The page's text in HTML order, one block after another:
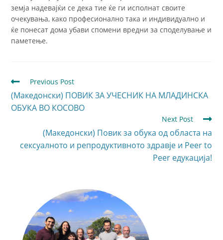
земја надевајќи се дека тие ќе ги исполнат своите
очекувања, како професионално така и индивидуално и
ќе понесат дома убави спомени вредни за споделување и
паметење.
Previous Post
(Македонски) ПОВИК ЗА УЧЕСНИК НА МЛАДИНСКА
ОБУКА ВО КОСОВО
Next Post
(Македонски) Повик за обука од областа на
сексуалното и репродуктивното здравје и Peer to
Peer едукација!